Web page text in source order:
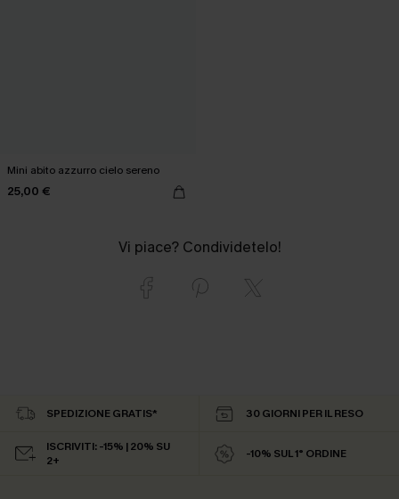
Mini abito azzurro cielo sereno
25,00 €
Vi piace? Condividetelo!
SPEDIZIONE GRATIS* 30 GIORNI PER IL RESO
ISCRIVITI: -15% | 20% SU
2+
-10% SUL 1° ORDINE